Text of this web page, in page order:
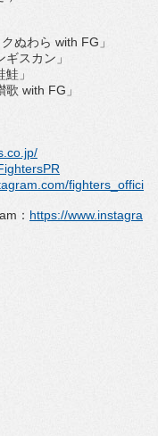
ぬわら with FG 」
スカン」
」
歌 with FG 」
fighters_ offici
： https://www. instagra